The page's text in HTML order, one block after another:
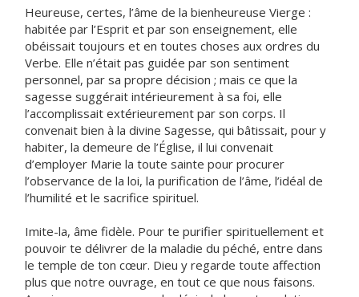
Heureuse, certes, l’âme de la bienheureuse Vierge :
habitée par l’Esprit et par son enseignement, elle
obéissait toujours et en toutes choses aux ordres du
Verbe. Elle n’était pas guidée par son sentiment
personnel, par sa propre décision ; mais ce que la
sagesse suggérait intérieurement à sa foi, elle
l’accomplissait extérieurement par son corps. Il
convenait bien à la divine Sagesse, qui bâtissait, pour y
habiter, la demeure de l’Église, il lui convenait
d’employer Marie la toute sainte pour procurer
l’observance de la loi, la purification de l’âme, l’idéal de
l’humilité et le sacrifice spirituel.
Imite-la, âme fidèle. Pour te purifier spirituellement et
pouvoir te délivrer de la maladie du péché, entre dans
le temple de ton cœur. Dieu y regarde toute affection
plus que notre ouvrage, en tout ce que nous faisons.